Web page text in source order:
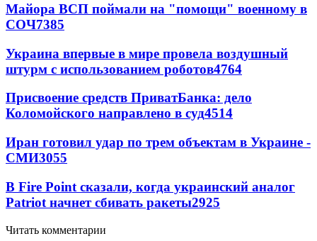
Майора ВСП поймали на "помощи" военному в
СОЧ7385
Украина впервые в мире провела воздушный
штурм с использованием роботов4764
Присвоение средств ПриватБанка: дело
Коломойского направлено в суд4514
Иран готовил удар по трем объектам в Украине -
СМИ3055
В Fire Point сказали, когда украинский аналог
Patriot начнет сбивать ракеты2925
Читать комментарии